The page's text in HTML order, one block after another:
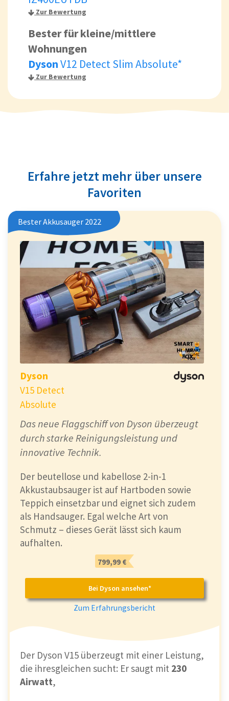
Zur Bewertung
Bester für kleine/mittlere
Wohnungen
DysonV12 Detect Slim Absolute*
Zur Bewertung
Erfahre jetzt mehr über unsere
Favoriten
Bester Akkusauger 2022
Dyson
V15 Detect
Absolute
Das neue Flaggschiff von Dyson überzeugt
durch starke Reinigungsleistung und
innovative Technik.
Der beutellose und kabellose 2-in-1
Akkustaubsauger ist auf Hartboden sowie
Teppich einsetzbar und eignet sich zudem
als Handsauger. Egal welche Art von
Schmutz – dieses Gerät lässt sich kaum
aufhalten.
799,99 €
Bei Dyson ansehen*
Zum Erfahrungsbericht
Der Dyson V15 überzeugt mit einer Leistung,
die ihresgleichen sucht: Er saugt mit 230
Airwatt,